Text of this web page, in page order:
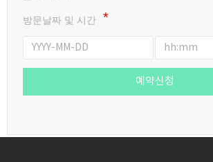
방문날짜 및 시간
예약신청